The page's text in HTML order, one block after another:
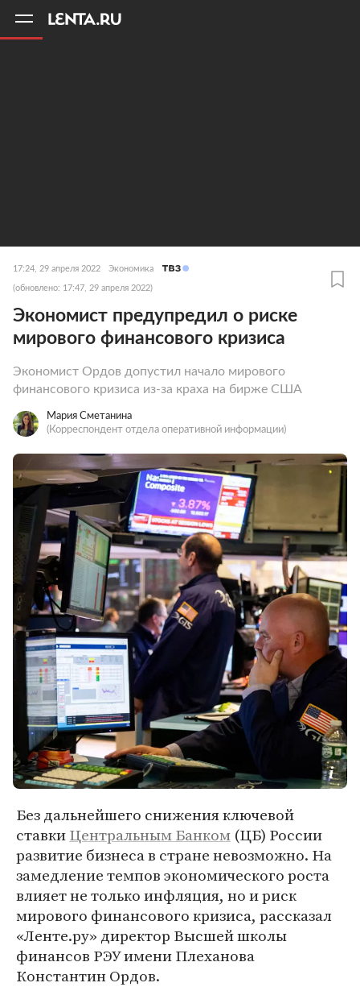
17:24, 29 апреля 2022 Экономика
(обновлено: 17:47, 29 апреля 2022)
Экономист предупредил о риске
мирового финансового кризиса
Экономист Ордов допустил начало мирового
финансового кризиса из-за краха на бирже США
Мария Сметанина
(Корреспондент отдела оперативной информации)
Без дальнейшего снижения ключевой
ставкиЦентральным Банком (ЦБ) России
развитие бизнеса в стране невозможно. На
замедление темпов экономического роста
влияет не только инфляция, но и риск
мирового финансового кризиса, рассказал
«Ленте.ру» директор Высшей школы
финансов РЭУ имени Плеханова
Константин Ордов.